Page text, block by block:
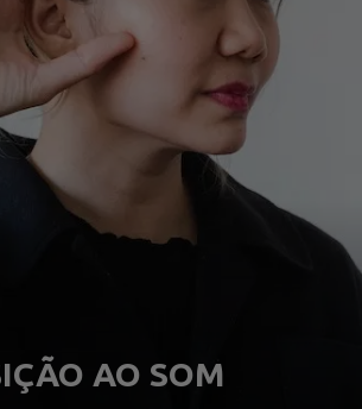
AO SOM